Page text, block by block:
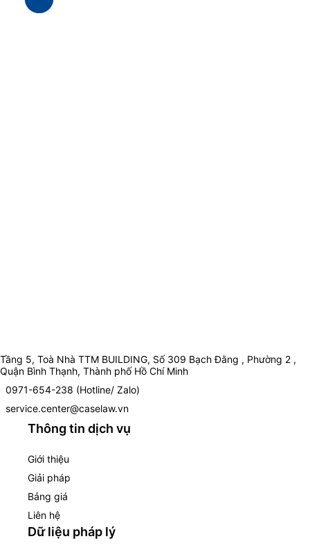
Tầng 5, Toà Nhà TTM BUILDING, Số 309 Bạch Đằng , Phường 2 ,
Quận Bình Thạnh, Thành phố Hồ Chí Minh
0971-654-238 (Hotline/ Zalo)
service.center@caselaw.vn
Thông tin dịch vụ
Giới thiệu
Giải pháp
Bảng giá
Liên hệ
Dữ liệu pháp lý